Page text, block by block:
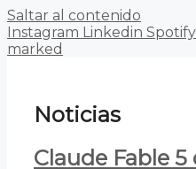
Saltar al contenido
Instagram Linkedin Spotify
marked
Noticias
Claude Fable